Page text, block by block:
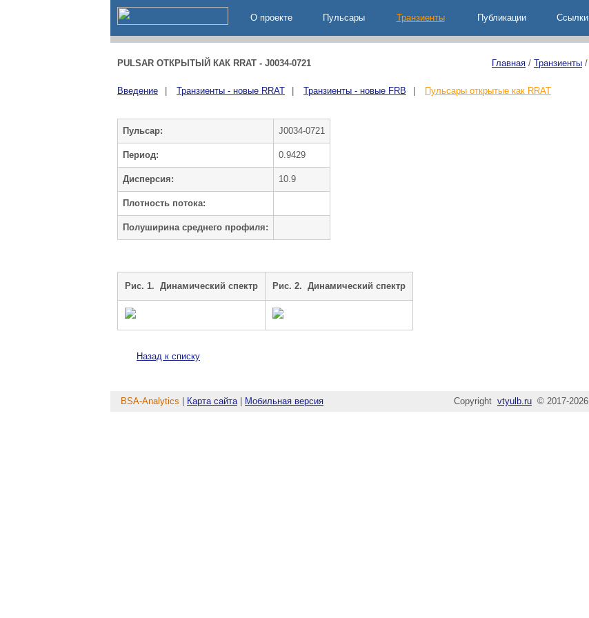
О проекте Пульсары Транзиенты Публикации Ccылки
PULSAR ОТКРЫТЫЙ КАК RRAT - J0034-0721 Главная / Транзиенты /
Введение Транзиенты - новые RRAT Транзиенты - новые FRB Пульсары открытые как RRAT
Пульсар: J0034-0721
Период: 0.9429
Дисперсия: 10.9
Плотность потока:
Полуширина среднего профиля:
Рис. 1. Динамический спектр Рис. 2. Динамический спектр
Назад к списку
BSA-Analytics Карта сайта| Мобильная версия Copyright vtyulb.ru © 2017-2026